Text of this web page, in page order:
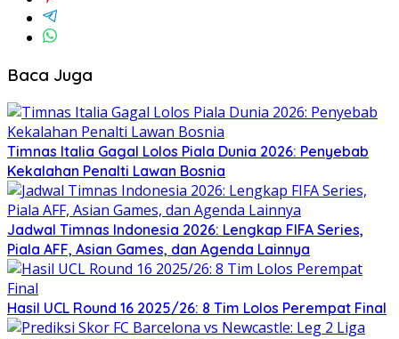
Baca Juga
Timnas Italia Gagal Lolos Piala Dunia 2026: Penyebab
Kekalahan Penalti Lawan Bosnia
Jadwal Timnas Indonesia 2026: Lengkap FIFA Series,
Piala AFF, Asian Games, dan Agenda Lainnya
Hasil UCL Round 16 2025/26: 8 Tim Lolos Perempat Final